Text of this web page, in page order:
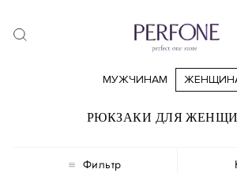
МУЖЧИНАМ
РЮКЗАКИ ДЛЯ
Фильтр